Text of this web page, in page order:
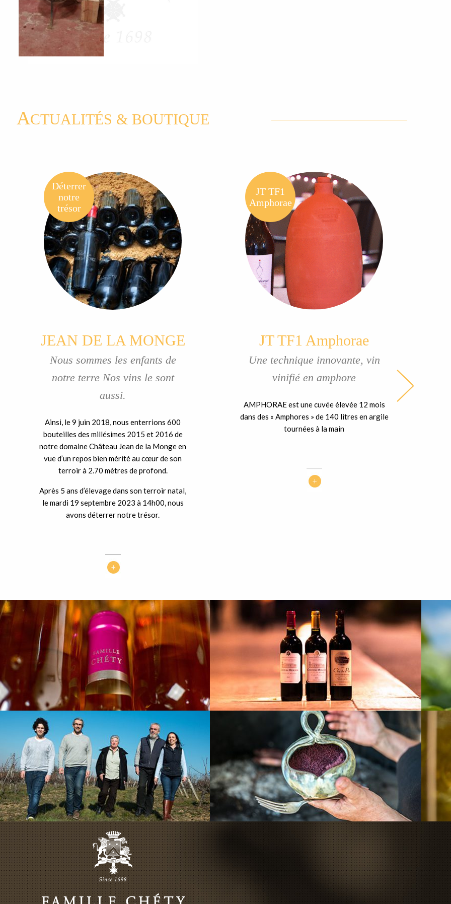
ACTUALITÉS & BOUTIQUE
Déterrer
notre
trésor
JEAN DE LA MONGE
Nous sommes les enfants de
notre terre Nos vins le sont
aussi.
Ainsi, le 9 juin 2018, nous enterrions 600
bouteilles des millésimes 2015 et 2016 de
notre domaine Château Jean de la Monge en
vue d’un repos bien mérité au cœur de son
terroir à 2.70 mètres de profond.
Après 5 ans d’élevage dans son terroir natal,
le mardi 19 septembre 2023 à 14h00, nous
avons déterrer notre trésor.
JT TF1
Amphorae
JT TF1 Amphorae
Une technique innovante, vin
vinifié en amphore
AMPHORAE est une cuvée élevée 12 mois
dans des « Amphores » de 140 litres en argile
tournées à la main